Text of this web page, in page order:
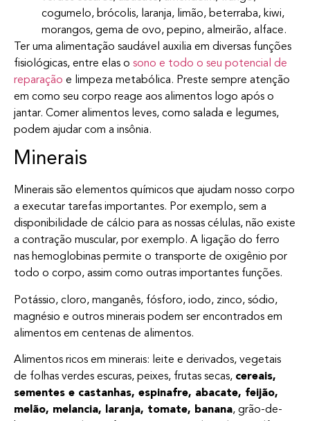
cogumelo, brócolis, laranja, limão, beterraba, kiwi,
morangos, gema de ovo, pepino, almeirão, alface.
Ter uma alimentação saudável auxilia em diversas funções
fisiológicas, entre elas o sono e todo o seu potencial de
reparação e limpeza metabólica. Preste sempre atenção
em como seu corpo reage aos alimentos logo após o
jantar. Comer alimentos leves, como salada e legumes,
podem ajudar com a insônia.
Minerais
Minerais são elementos químicos que ajudam nosso corpo
a executar tarefas importantes. Por exemplo, sem a
disponibilidade de cálcio para as nossas células, não existe
a contração muscular, por exemplo. A ligação do ferro
nas hemoglobinas permite o transporte de oxigênio por
todo o corpo, assim como outras importantes funções.
Potássio, cloro, manganês, fósforo, iodo, zinco, sódio,
magnésio e outros minerais podem ser encontrados em
alimentos em centenas de alimentos.
Alimentos ricos em minerais: leite e derivados, vegetais
de folhas verdes escuras, peixes, frutas secas, cereais,
sementes e castanhas, espinafre, abacate, feijão,
melão, melancia, laranja, tomate, banana, grão-de-